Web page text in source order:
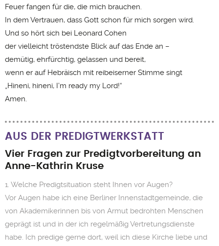
Feuer fangen für die, die mich brauchen.
In dem Vertrauen, dass Gott schon für mich sorgen wird.
Und so hört sich bei Leonard Cohen
der vielleicht tröstendste Blick auf das Ende an –
demütig, ehrfürchtig, gelassen und bereit,
wenn er auf Hebräisch mit reibeiserner Stimme singt
„Hineni, hineni, I’m ready my Lord!“
Amen.
AUS DER PREDIGTWERKSTATT
Vier Fragen zur Predigtvorbereitung an
Anne-Kathrin Kruse
1. Welche Predigtsituation steht Ihnen vor Augen?
Vor Augen habe ich eine Berliner Innenstadtgemeinde, die
von Akademikerinnen bis von Armut bedrohten Menschen
geprägt ist und in der ich regelmäßig Vertretungsdienste
habe. Ich predige gerne dort, weil ich diese Kirche liebe und